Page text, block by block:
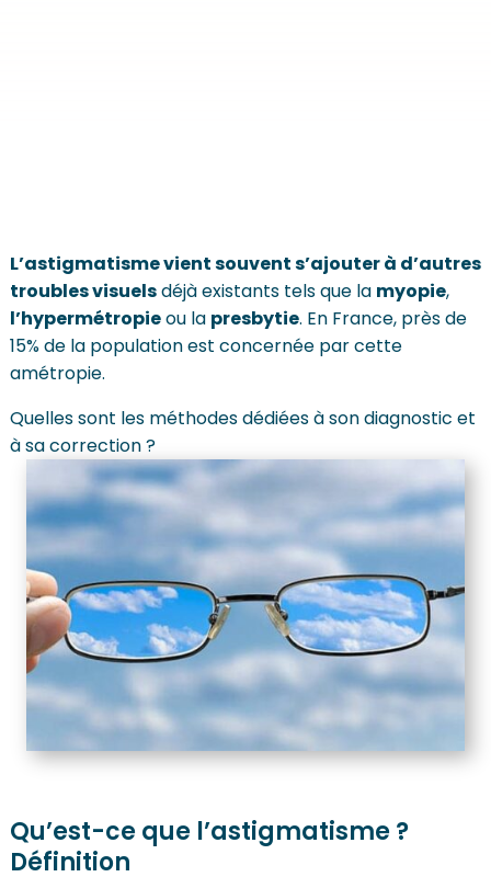
L’astigmatisme vient souvent s’ajouter à d’autres
troubles visuelsdéjà existants tels que la myopie,
l’hypermétropieou la presbytie. En France, près de
15% de la population est concernée par cette
amétropie.
Quelles sont les méthodes dédiées à son diagnostic et
à sa correction ?
Qu’est-ce que l’astigmatisme ?
Définition